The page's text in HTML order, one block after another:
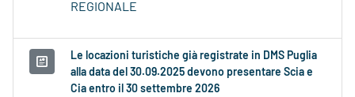
REGIONALE
Le locazioni turistiche già registrate in DMS Puglia
alla data del 30.09.2025 devono presentare Scia e
Cia entro il 30 settembre 2026